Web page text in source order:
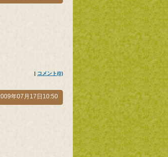
| コメント(0)
年07月17日10:50